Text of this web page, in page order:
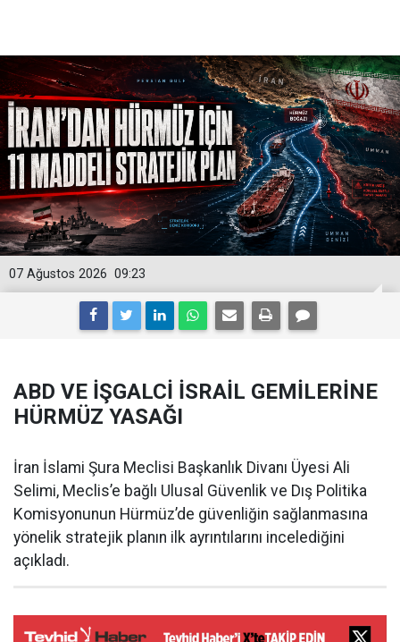
09:23
07 Ağustos 2026
ABD VE İŞGALCİ İSRAİL GEMİLERİNE
HÜRMÜZ YASAĞI
İran İslami Şura Meclisi Başkanlık Divanı Üyesi Ali
Selimi, Meclis’e bağlı Ulusal Güvenlik ve Dış Politika
Komisyonunun Hürmüz’de güvenliğin sağlanmasına
yönelik stratejik planın ilk ayrıntılarını incelediğini
açıkladı.